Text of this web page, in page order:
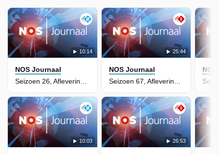
10:14
NOS Journaal
Seizoen 26, Aflevering 99
25:44
NOS Journaal
Seizoen 67, Aflevering 120 - NOS Journaal
10:03 26:53